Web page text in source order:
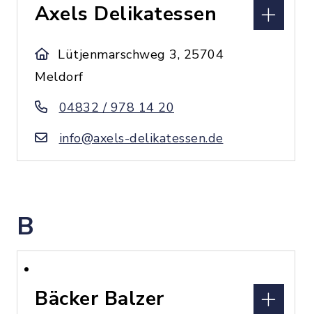
Axels Delikatessen
Lütjenmarschweg 3, 25704
Meldorf
04832 / 978 14 20
info@axels-delikatessen.de
B
Bäcker Balzer